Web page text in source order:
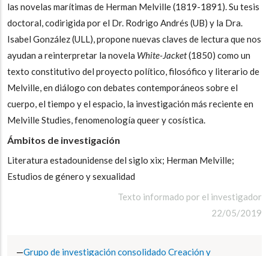
las novelas marítimas de Herman Melville (1819-1891). Su tesis
doctoral, codirigida por el Dr. Rodrigo Andrés (UB) y la Dra.
Isabel González (ULL), propone nuevas claves de lectura que nos
ayudan a reinterpretar la novela White-Jacket(1850) como un
texto constitutivo del proyecto político, filosófico y literario de
Melville, en diálogo con debates contemporáneos sobre el
cuerpo, el tiempo y el espacio, la investigación más reciente en
Melville Studies, fenomenología queer y cosística.
Ámbitos de investigación
Literatura estadounidense del siglo xix; Herman Melville;
Estudios de género y sexualidad
Texto informado por el investigador
22/05/2019
Grupo de investigación consolidado Creación y